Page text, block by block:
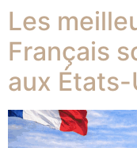
Les
Français
aux